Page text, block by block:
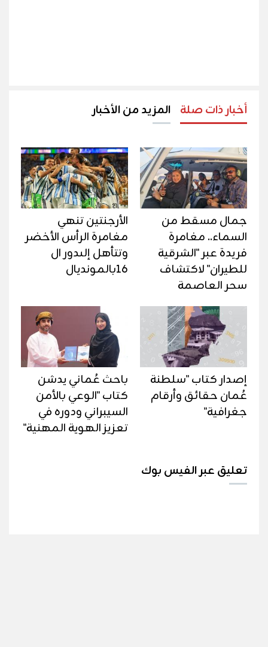
أخبار ذات صلة المزيد من الأخبار
جمال مسقط من
السماء.. مغامرة
فريدة عبر "الشرقية
للطيران" لاكتشاف
سحر العاصمة
الأرجنتين تنهي
مغامرة الرأس الأخضر
وتتأهل إلىدور ال
16بالمونديال
إصدار كتاب "سلطنة
عُمان حقائق وأرقام
جغرافية"
باحث عُماني يدشن
كتاب "الوعي بالأمن
السيبراني ودوره في
تعزيز الهوية المهنية"
تعليق عبر الفيس بوك